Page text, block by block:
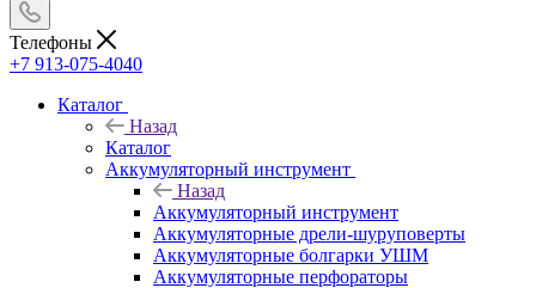
Телефоны
+7 913-075-4040
Каталог
Назад
Каталог
Аккумуляторный инструмент
Назад
Аккумуляторный инструмент
Аккумуляторные дрели-шуруповерты
Аккумуляторные болгарки УШМ
Аккумуляторные перфораторы